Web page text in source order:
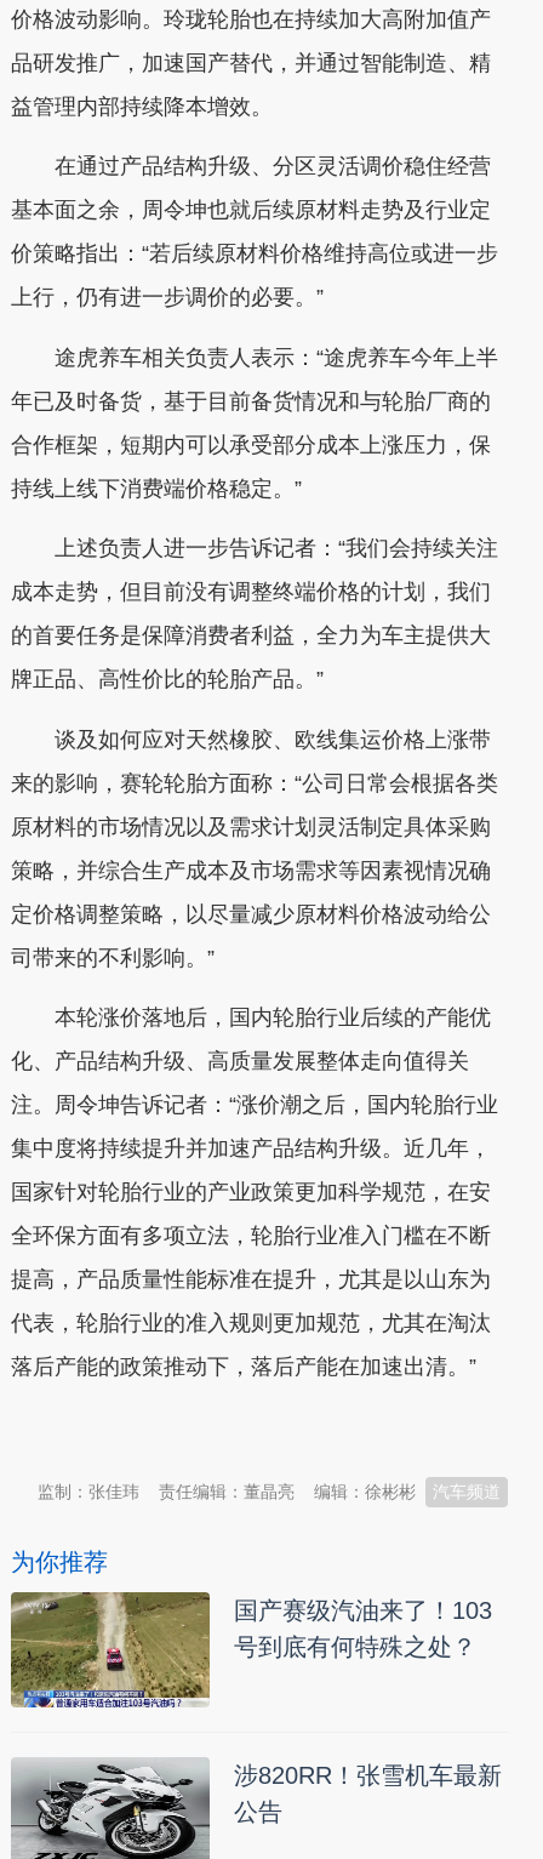
价格波动影响。玲珑轮胎也在持续加大高附加值产
品研发推广，加速国产替代，并通过智能制造、精
益管理内部持续降本增效。
在通过产品结构升级、分区灵活调价稳住经营
基本面之余，周令坤也就后续原材料走势及行业定
价策略指出：“若后续原材料价格维持高位或进一步
上行，仍有进一步调价的必要。”
途虎养车相关负责人表示：“途虎养车今年上半
年已及时备货，基于目前备货情况和与轮胎厂商的
合作框架，短期内可以承受部分成本上涨压力，保
持线上线下消费端价格稳定。”
上述负责人进一步告诉记者：“我们会持续关注
成本走势，但目前没有调整终端价格的计划，我们
的首要任务是保障消费者利益，全力为车主提供大
牌正品、高性价比的轮胎产品。”
谈及如何应对天然橡胶、欧线集运价格上涨带
来的影响，赛轮轮胎方面称：“公司日常会根据各类
原材料的市场情况以及需求计划灵活制定具体采购
策略，并综合生产成本及市场需求等因素视情况确
定价格调整策略，以尽量减少原材料价格波动给公
司带来的不利影响。”
本轮涨价落地后，国内轮胎行业后续的产能优
化、产品结构升级、高质量发展整体走向值得关
注。周令坤告诉记者：“涨价潮之后，国内轮胎行业
集中度将持续提升并加速产品结构升级。近几年，
国家针对轮胎行业的产业政策更加科学规范，在安
全环保方面有多项立法，轮胎行业准入门槛在不断
提高，产品质量性能标准在提升，尤其是以山东为
代表，轮胎行业的准入规则更加规范，尤其在淘汰
落后产能的政策推动下，落后产能在加速出清。”
汽车频道
编辑：徐彬彬
责任编辑：董晶亮
监制：张佳玮
为你推荐
国产赛级汽油来了！103
号到底有何特殊之处？
涉820RR！张雪机车最新
公告